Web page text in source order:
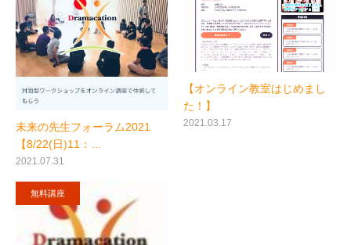
未来の先生フォーラム2021
【8/22(日)11：…
2021.07.31
【オンライン教室はじめまし
た！】
2021.03.17
無料講座